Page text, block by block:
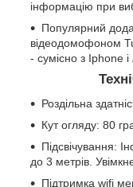
інформацію при
Популярний
відеодомофоном
- сумісно з Iphone
Роздільна
Кут огляду: 80
Підсвічування:
до 3 метрів.
Підтримка wifi